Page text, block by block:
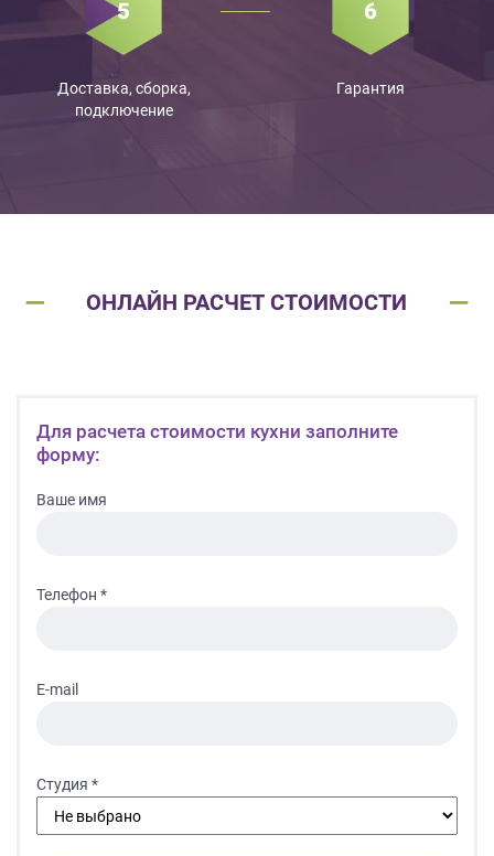
Доставка, сборка,
подключение
Гарантия
ОНЛАЙН РАСЧЕТ СТОИМОСТИ
Для расчета стоимости кухни заполните
форму:
Ваше имя
Телефон *
E-mail
Студия *